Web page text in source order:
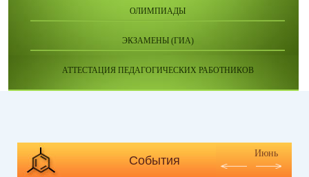
ОЛИМПИАДЫ
ЭКЗАМЕНЫ (ГИА)
АТТЕСТАЦИЯ ПЕДАГОГИЧЕСКИХ РАБОТНИКОВ
События
Июнь